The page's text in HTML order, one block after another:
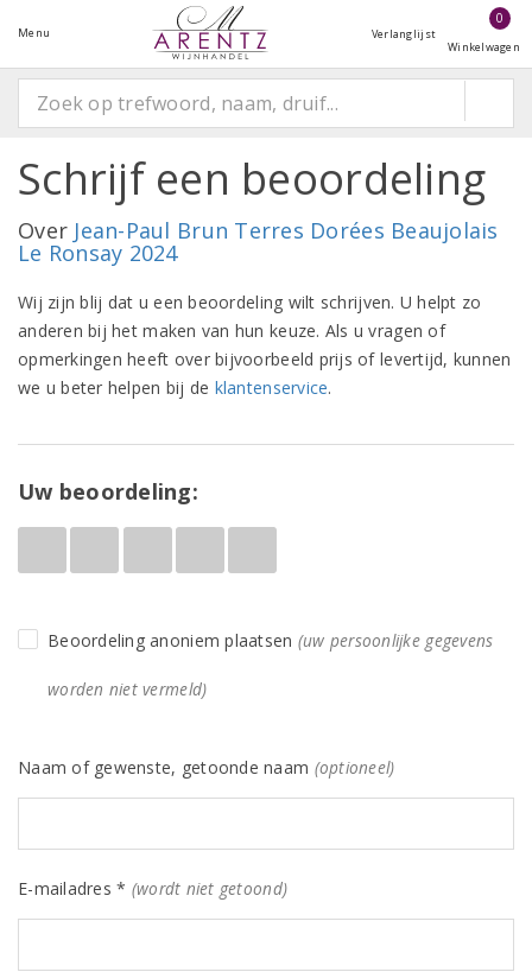
Menu Verlanglijst
0
Winkelwagen
Schrijf een beoordeling
Over Jean-Paul Brun Terres Dorées Beaujolais
Le Ronsay 2024
Wij zijn blij dat u een beoordeling wilt schrijven. U helpt zo
anderen bij het maken van hun keuze. Als u vragen of
opmerkingen heeft over bijvoorbeeld prijs of levertijd, kunnen
we u beter helpen bij de klantenservice.
Uw beoordeling:
Beoordeling anoniem plaatsen (uw persoonlijke gegevens
worden niet vermeld)
Naam of gewenste, getoonde naam (optioneel)
E-mailadres * (wordt niet getoond)